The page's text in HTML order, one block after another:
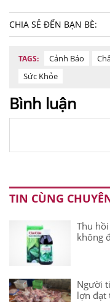
CHIA SẺ ĐẾN BẠN BÈ:
TAGS: Cảnh Báo
Sức Khỏe
Bình luận
TIN CÙNG
Thu
không
Người
lợn đạt